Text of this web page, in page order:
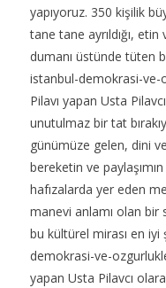
yapıyoruz. 350 kişilik
tane tane ayrıldığı,
dumanı üstünde tüten
istanbul-demokrasi-ve-
Pilavı yapan Usta
unutulmaz bir tat
günümüze gelen, dini
bereketin ve
hafızalarda yer eden
manevi anlamı olan bir
bu kültürel mirası en
demokrasi-ve-
yapan Usta Pilavcı